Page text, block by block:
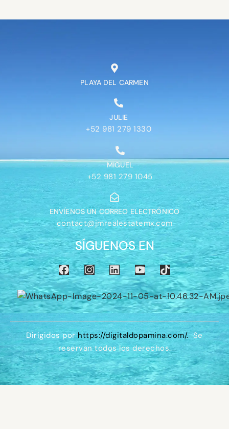
PLAYA DEL CARMEN
JULIE
+52 981 279 1330
MIGUEL
+52 981 279 1045
ENVÍENOS UN CORREO ELECTRÓNICO
contact@jmrealestatemx.com
SÍGUENOS EN
Dirigidos porhttps://digitaldopamina.com/.Se
reservan todos los derechos.